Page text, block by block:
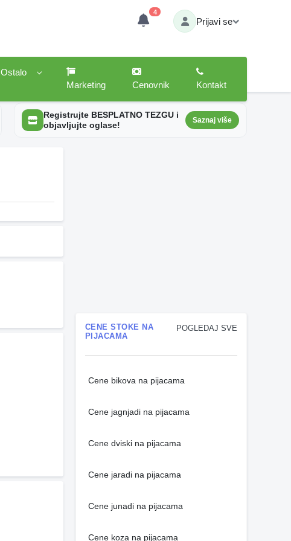
4
Prijavi se
Ostalo
Marketing
Cenovnik Kontakt
Registrujte BESPLATNO TEZGU i
objavljujte oglase!
Saznaj više
POGLEDAJ SVE
CENE STOKE NA
PIJACAMA
Cene bikova na pijacama
Cene jagnjadi na pijacama
Cene dviski na pijacama
Cene jaradi na pijacama
Cene junadi na pijacama
Cene koza na pijacama